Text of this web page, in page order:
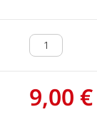
9,00 €